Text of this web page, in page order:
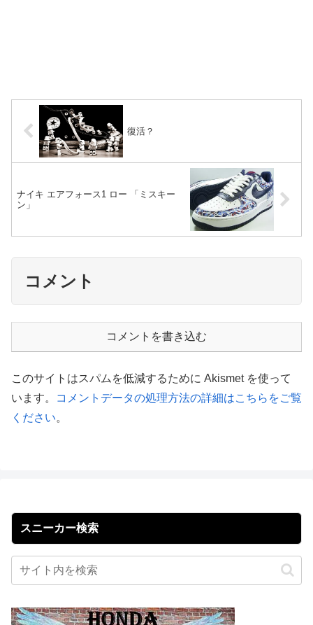
復活？
ナイキ エアフォース1 ロー 「ミスキー
ン」
コメント
コメントを書き込む
このサイトはスパムを低減するために Akismet を使って
います。
コメントデータの処理方法の詳細はこちらをご覧
ください。
スニーカー検索